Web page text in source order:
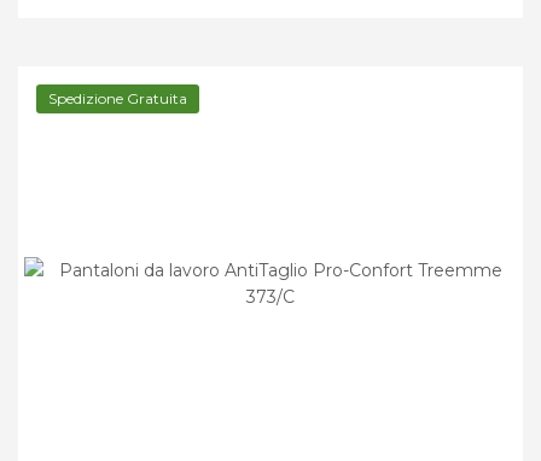
Spedizione Gratuita